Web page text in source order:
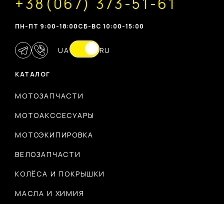
КАТАЛОГ
МОТОЗАПЧАСТИ
МОТОАКССЕСУАРЫ
МОТОЭКИПИРОВКА
ВЕЛОЗАПЧАСТИ
КОЛЁСА И ПОКРЫШКИ
МАСЛА И ХИМИЯ
ПН-ПТ 9:00-18:00CБ-ВС 10:00-15:00
UA RU